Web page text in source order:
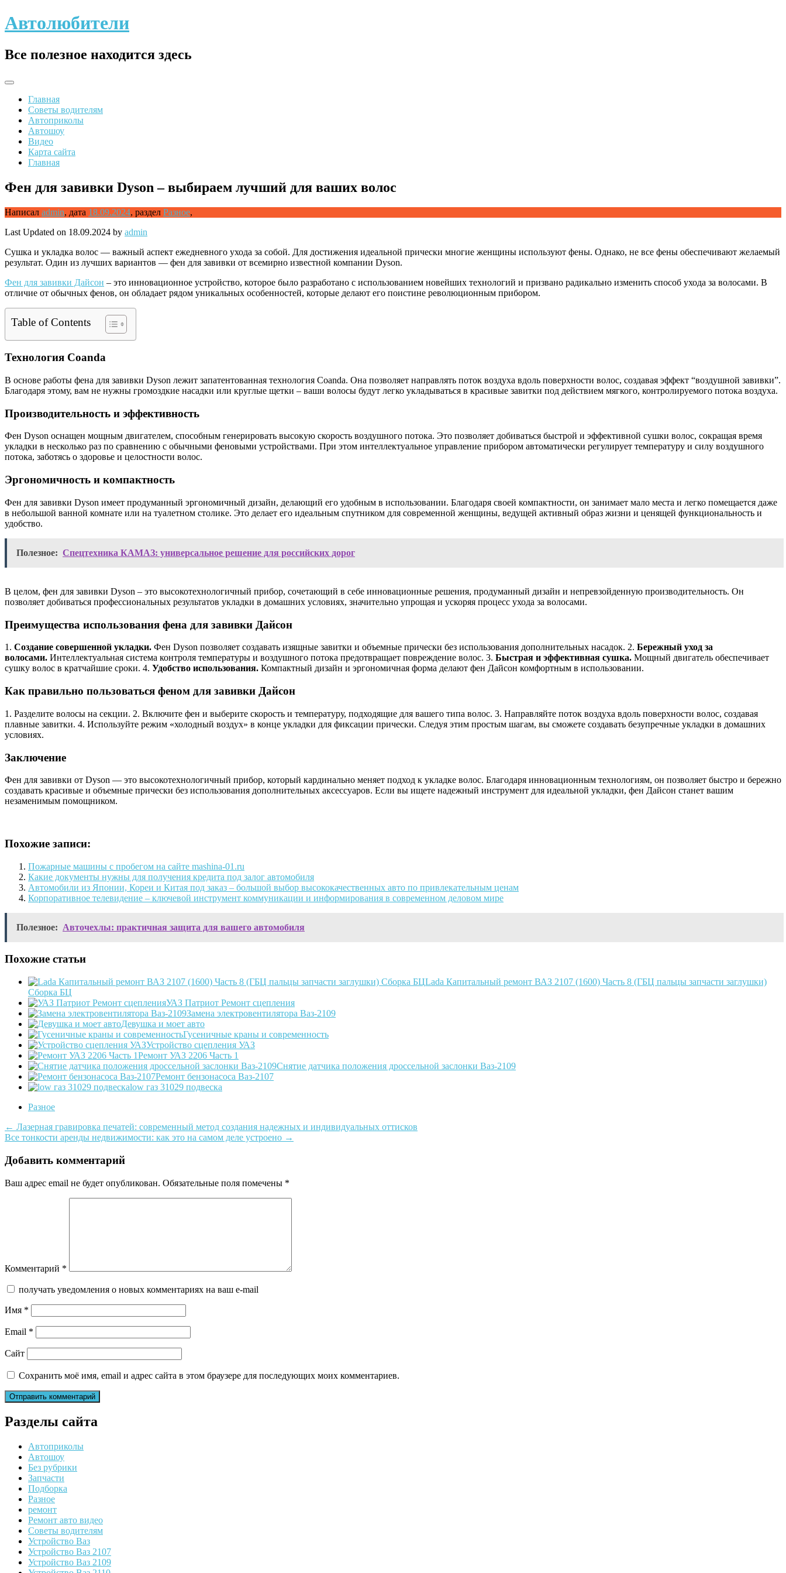
Skip
to
Автолюбители
Все полезное находится здесь
Главная
Советы водителям
Автоприколы
Автошоу
Видео
Карта сайта
Главная
Фен для завивки Dyson – выбираем лучший для ваших волос
Написал admin, дата 18.09.2024, раздел Разное,
Last Updated on 18.09.2024 by admin
Сушка и укладка волос — важный аспект ежедневного ухода за собой. Для достижения идеальной прически многие женщины используют фены. Однако, не все фены обеспечивают желаемый
результат. Один из лучших вариантов — фен для завивки от всемирно известной компании Dyson.
Фен для завивки Дайсон – это инновационное устройство, которое было разработано с использованием новейших технологий и призвано радикально изменить способ ухода за волосами. В
отличие от обычных фенов, он обладает рядом уникальных особенностей, которые делают его поистине революционным прибором.
Table of Contents
Технология Coanda
В основе работы фена для завивки Dyson лежит запатентованная технология Coanda. Она позволяет направлять поток воздуха вдоль поверхности волос, создавая эффект “воздушной завивки”.
Благодаря этому, вам не нужны громоздкие насадки или круглые щетки – ваши волосы будут легко укладываться в красивые завитки под действием мягкого, контролируемого потока воздуха.
Производительность и эффективность
Фен Dyson оснащен мощным двигателем, способным генерировать высокую скорость воздушного потока. Это позволяет добиваться быстрой и эффективной сушки волос, сокращая время
укладки в несколько раз по сравнению с обычными феновыми устройствами. При этом интеллектуальное управление прибором автоматически регулирует температуру и силу воздушного
потока, заботясь о здоровье и целостности волос.
Эргономичность и компактность
Фен для завивки Dyson имеет продуманный эргономичный дизайн, делающий его удобным в использовании. Благодаря своей компактности, он занимает мало места и легко помещается даже
в небольшой ванной комнате или на туалетном столике. Это делает его идеальным спутником для современной женщины, ведущей активный образ жизни и ценящей функциональность и
удобство.
Полезное: Спецтехника КАМАЗ: универсальное решение для российских дорог
В целом, фен для завивки Dyson – это высокотехнологичный прибор, сочетающий в себе инновационные решения, продуманный дизайн и непревзойденную производительность. Он
позволяет добиваться профессиональных результатов укладки в домашних условиях, значительно упрощая и ускоряя процесс ухода за волосами.
Преимущества использования фена для завивки Дайсон
1. Создание совершенной укладки. Фен Dyson позволяет создавать изящные завитки и объемные прически без использования дополнительных насадок. 2. Бережный уход за
волосами. Интеллектуальная система контроля температуры и воздушного потока предотвращает повреждение волос. 3. Быстрая и эффективная сушка. Мощный двигатель обеспечивает
сушку волос в кратчайшие сроки. 4. Удобство использования. Компактный дизайн и эргономичная форма делают фен Дайсон комфортным в использовании.
Как правильно пользоваться феном для завивки Дайсон
1. Разделите волосы на секции. 2. Включите фен и выберите скорость и температуру, подходящие для вашего типа волос. 3. Направляйте поток воздуха вдоль поверхности волос, создавая
плавные завитки. 4. Используйте режим «холодный воздух» в конце укладки для фиксации прически. Следуя этим простым шагам, вы сможете создавать безупречные укладки в домашних
условиях.
Заключение
Фен для завивки от Dyson — это высокотехнологичный прибор, который кардинально меняет подход к укладке волос. Благодаря инновационным технологиям, он позволяет быстро и бережно
создавать красивые и объемные прически без использования дополнительных аксессуаров. Если вы ищете надежный инструмент для идеальной укладки, фен Дайсон станет вашим
незаменимым помощником.
Похожие записи:
Пожарные машины с пробегом на сайте mashina-01.ru
Какие документы нужны для получения кредита под залог автомобиля
Автомобили из Японии, Кореи и Китая под заказ – большой выбор высококачественных авто по привлекательным ценам
Корпоративное телевидение – ключевой инструмент коммуникации и информирования в современном деловом мире
Полезное: Авточехлы: практичная защита для вашего автомобиля
Похожие статьи
Lada Капитальный ремонт ВАЗ 2107 (1600) Часть 8 (ГБЦ пальцы запчасти заглушки)
Сборка БЦ
УАЗ Патриот Ремонт сцепления
Замена электровентилятора Ваз-2109
Девушка и моет авто
Гусеничные краны и современность
Устройство сцепления УАЗ
Ремонт УАЗ 2206 Часть 1
Снятие датчика положения дроссельной заслонки Ваз-2109
Ремонт бензонасоса Ваз-2107
low газ 31029 подвеска
Разное
Post
navigation
← Лазерная гравировка печатей: современный метод создания надежных и индивидуальных оттисков
Все тонкости аренды недвижимости: как это на самом деле устроено →
Добавить комментарий
Ваш адрес email не будет опубликован. Обязательные поля помечены *
Комментарий *
получать уведомления о новых комментариях на ваш e-mail
Имя *
Email *
Сайт
Сохранить моё имя, email и адрес сайта в этом браузере для последующих моих комментариев.
Разделы сайта
Автоприколы
Автошоу
Без рубрики
Запчасти
Подборка
Разное
ремонт
Ремонт авто видео
Советы водителям
Устройство Ваз
Устройство Ваз 2107
Устройство Ваз 2109